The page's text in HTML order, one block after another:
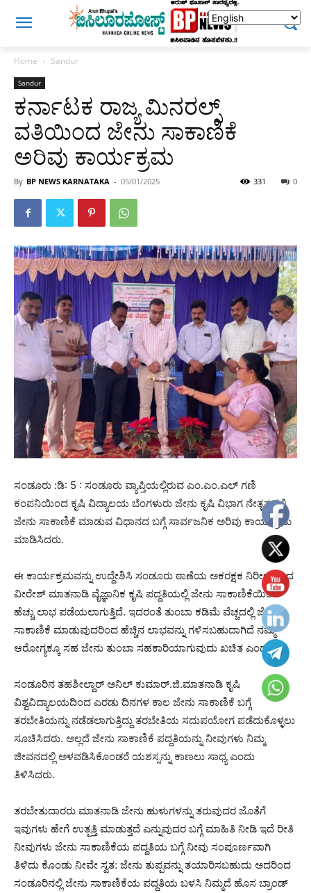
Home Sandur
Sandur
ಕರ್ನಾಟಕ ರಾಜ್ಯ ಮಿನರಲ್ಸ್
ವತಿಯಿಂದ ಜೇನು ಸಾಕಾಣಿಕೆ
ಅರಿವು ಕಾರ್ಯಕ್ರಮ
By BP NEWS KARNATAKA - 05/01/2025 0
331
ಸಂಡೂರು :ಡಿ: 5 : ಸಂಡೂರು ವ್ಯಾಪ್ತಿಯಲ್ಲಿರುವ ಎಂ.ಎಂ.ಎಲ್ ಗಣಿ
ಕಂಪನಿಯಿಂದ ಕೃಷಿ ವಿದ್ಯಾಲಯ ಬೆಂಗಳುರು ಜೇನು ಕೃಷಿ ವಿಭಾಗ ನೇತೃತ್ವದಲ್ಲಿ
ಜೇನು ಸಾಕಾಣಿಕೆ ಮಾಡುವ ವಿಧಾನದ ಬಗ್ಗೆ ಸಾರ್ವಜನಿಕ ಅರಿವು ಕಾರ್ಯಕ್ರಮ
ಮಾಡಿಸಿದರು.
ಈ ಕಾರ್ಯಕ್ರಮವನ್ನು ಉದ್ದೇಶಿಸಿ ಸಂಡೂರು ಠಾಣೆಯ ಅಕರಕ್ಷಕ ನಿರೀಕ್ಷಕರಾದ
ವೀರೇಶ್ ಮಾತನಾಡಿ ವೈಜ್ಞಾನಿಕ ಕೃಷಿ ಪದ್ದತಿಯಲ್ಲಿ ಜೇನು ಸಾಕಾಣಿಕೆಯಿಂದ
ಹೆಚ್ಚು ಲಾಭ ಪಡೆಯಲಾಗುತ್ತಿದೆ. ಇದರಂತೆ ತುಂಬಾ ಕಡಿಮೆ ವೆಚ್ಚದಲ್ಲಿ ಜೇನು
ಸಾಕಾಣಿಕೆ ಮಾಡುವುದರಿಂದ ಹೆಚ್ಚಿನ ಲಾಭವನ್ನು ಗಳಿಸಬಹುದಾಗಿದೆ ನಮ್ಮ
ಆರೋಗ್ಯಕ್ಕೂ ಸಹ ಜೇನು ತುಂಬಾ ಸಹಕಾರಿಯಾಗುವುದು ಖಚಿತ ಎಂದರು.
ಸಂಡೂರಿನ ತಹಶೀಲ್ದಾರ್ ಅನಿಲ್ ಕುಮಾರ್.ಜಿ.ಮಾತನಾಡಿ ಕೃಷಿ
ವಿಶ್ವವಿದ್ಯಾಲಯದಿಂದ ಎರಡು ದಿನಗಳ ಕಾಲ ಜೇನು ಸಾಕಾಣಿಕೆ ಬಗ್ಗೆ
ತರಬೇತಿಯನ್ನು ನಡೆಡಲಾಗುತ್ತಿದ್ದು ತರಬೇತಿಯ ಸದುಪಯೋಗ ಪಡೆದುಕೊಳ್ಳಲು
ಸೂಚಿಸಿದರು. ಅಲ್ಲದೆ ಜೇನು ಸಾಕಾಣಿಕೆ ಪದ್ದತಿಯನ್ನು ನೀವುಗಳು ನಿಮ್ಮ
ಜೀವನದಲ್ಲಿ ಅಳವಡಿಸಿಕೊಂಡರೆ ಯಶಸ್ಸನ್ನು ಕಾಣಲು ಸಾಧ್ಯ ಎಂದು
ತಿಳಿಸಿದರು.
ತರಬೇತುದಾರರು ಮಾತನಾಡಿ ಜೇನು ಹುಳುಗಳನ್ನು ತರುವುದರ ಜೊತೆಗೆ
ಇವುಗಳು ಹೇಗೆ ಉತ್ಪತ್ತಿ ಮಾಡುತ್ತದೆ ಎನ್ನುವುದರ ಬಗ್ಗೆ ಮಾಹಿತಿ ನೀಡಿ ಇದೆ ರೀತಿ
ನೀವುಗಳು ಜೇನು ಸಾಕಾಣಿಕೆಯ ಪದ್ದತಿಯ ಬಗ್ಗೆ ನೀವು ಸಂಪೂರ್ಣವಾಗಿ
ತಿಳಿದು ಕೊಂಡು ನೀವೇ ಸ್ವತ: ಜೇನು ತುಪ್ಪವನ್ನು ತಯಾರಿಸಬಹುದು ಅದರಿಂದ
ಸಂಡೂರಿನಲ್ಲಿ ಜೇನು ಸಾಕಾಣಿಕೆಯ ಪದ್ದತಿಯ ಬಳಸಿ ನಿಮ್ಮದೆ ಹೊಸ ಬ್ರಾಂಡ್